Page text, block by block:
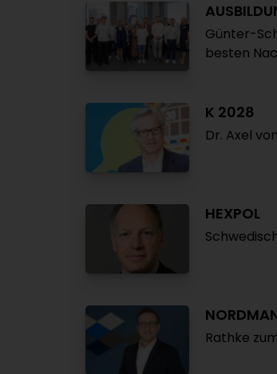
Günter-
besten
K 2028
Dr. Axel
HEXPOL
Rathke